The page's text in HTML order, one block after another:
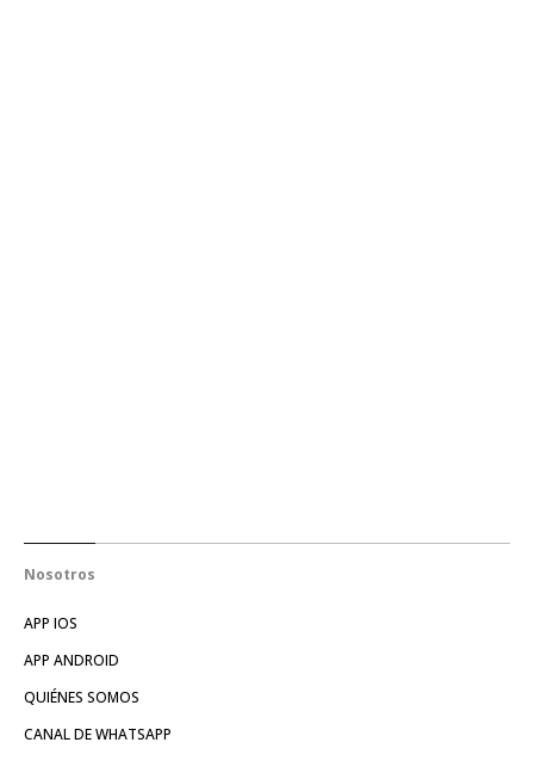
Nosotros
APP IOS
APP ANDROID
QUIÉNES SOMOS
CANAL DE WHATSAPP